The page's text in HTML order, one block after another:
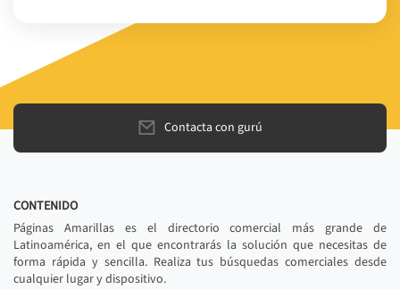
Contacta con gurú
CONTENIDO
Páginas Amarillas es el directorio comercial más grande de
Latinoamérica, en el que encontrarás la solución que necesitas de
forma rápida y sencilla. Realiza tus búsquedas comerciales desde
cualquier lugar y dispositivo.